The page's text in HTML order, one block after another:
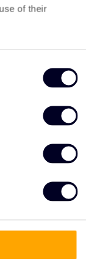
of their
zu
Sie
sich
haben.